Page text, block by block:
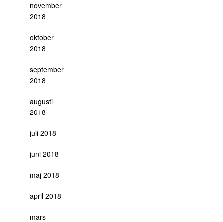
november
2018
oktober
2018
september
2018
augusti
2018
juli 2018
juni 2018
maj 2018
april 2018
mars